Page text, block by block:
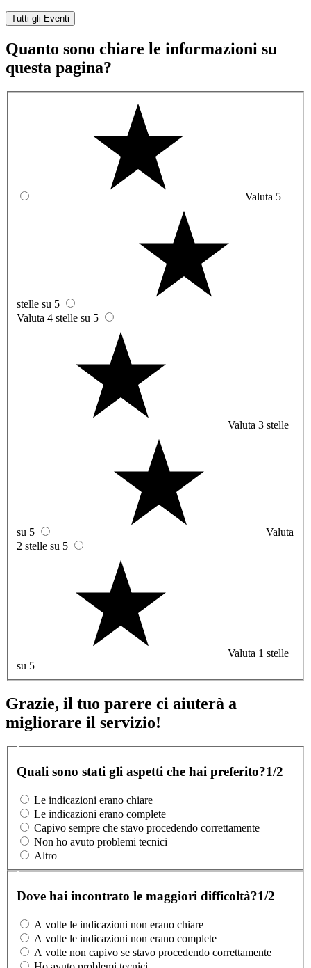
Tutti gli Eventi
Quanto sono chiare le informazioni su
questa pagina?
Valuta 5
stelle su 5
Valuta 4 stelle su 5
Valuta 3 stelle
su 5
Valuta
2 stelle su 5
Valuta 1 stelle
su 5
Grazie, il tuo parere ci aiuterà a
migliorare il servizio!
Quali sono stati gli aspetti che hai preferito?1/2
Le indicazioni erano chiare
Le indicazioni erano complete
Capivo sempre che stavo procedendo correttamente
Non ho avuto problemi tecnici
Altro
Dove hai incontrato le maggiori difficoltà?1/2
A volte le indicazioni non erano chiare
A volte le indicazioni non erano complete
A volte non capivo se stavo procedendo correttamente